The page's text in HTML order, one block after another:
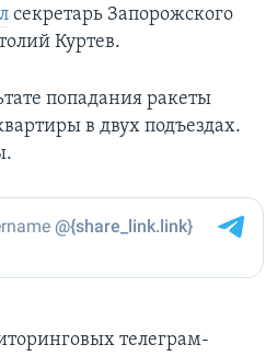
секретарь Запорожского
Куртев.
попадания ракеты
в двух подъездах.
телеграм-